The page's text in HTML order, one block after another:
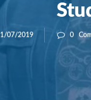
07/2019 0